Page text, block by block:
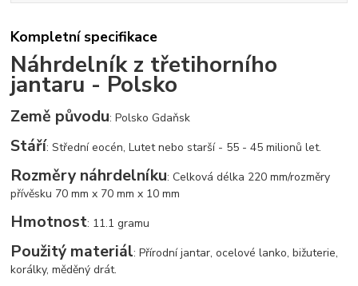
Kompletní specifikace
Náhrdelník z třetihorního
jantaru - Polsko
Země původu: Polsko Gdaňsk
Stáří: Střední eocén, Lutet nebo starší - 55 - 45 milionů let.
Rozměry náhrdelníku: Celková délka 220 mm/rozměry
přívěsku 70 mm x 70 mm x 10 mm
Hmotnost: 11.1 gramu
Použitý materiál: Přírodní jantar, ocelové lanko, bižuterie,
korálky, měděný drát.